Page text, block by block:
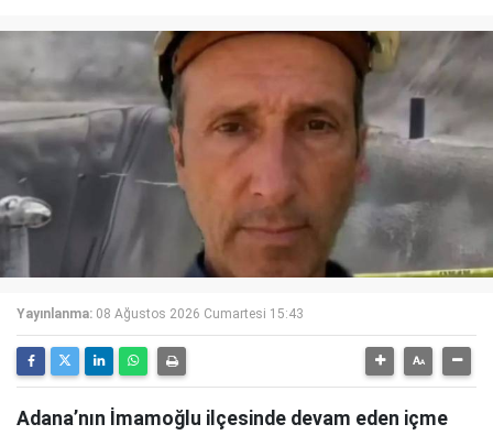
Yayınlanma: 08 Ağustos 2026 Cumartesi 15:43
Adana’nın İmamoğlu ilçesinde devam eden içme